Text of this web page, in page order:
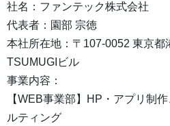
社名：ファンテック株式会社
代表者：園部 宗徳
本社所在地：〒107-0052 東京都
TSUMUGIビル
事業内容：
【WEB事業部】HP・アプリ制
ルティング